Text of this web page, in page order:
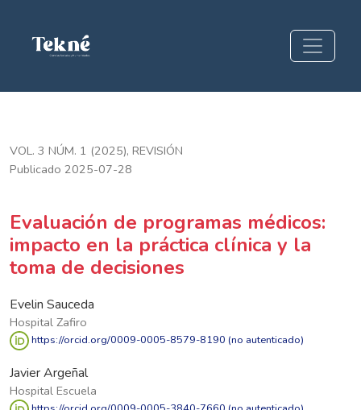
Evaluación de programas médicos: impacto en la práctica
VOL. 3 NÚM. 1 (2025), REVISIÓN
Evaluación de programas médicos:
impacto en la práctica clínica y la
toma de decisiones
Publicado 2025-07-28
Evelin Sauceda
Hospital Zafiro
https://orcid.org/0009-0005-8579-8190 (no autenticado)
Javier Argeñal
Hospital Escuela